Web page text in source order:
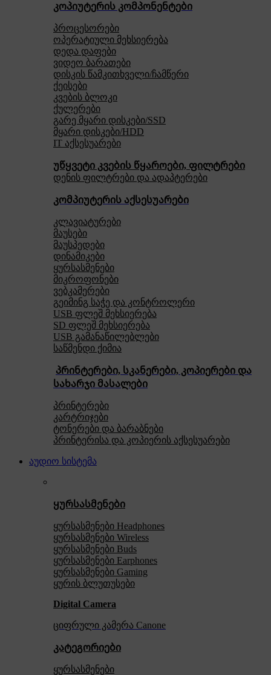
კოპიუტერის კომპონენტები
პროცესორები
ოპერატიული მეხსიერება
დედა დაფები
ვიდეო ბარათები
დისკის წამკითხველი/ჩამწერი
ქეისები
კვების ბლოკი
ქულერები
გარე მყარი დისკები/SSD
მყარი დისკები/HDD
IT აქსესუარები
უწყვეტი კვების წყაროები, ფილტრები
დენის ფილტრები და ადაპტერები
კომპიუტერის აქსესუარები
კლავიატურები
მაუსები
მაუსპედები
დინამიკები
ყურსასმენები
მიკროფონები
ვებკამერები
გეიმინგ საჭე და კონტროლერი
USB ფლეშ მეხსიერება
SD ფლეშ მეხსიერება
USB გამანაწილებლები
საწმენდი ქიმია
პრინტერები, სკანერები, კოპიერები და
სახარჯი მასალები
პრინტერები
კარტრიჯები
ტონერები და ბარაბნები
პრინტერისა და კოპიერის აქსესუარები
აუდიო სისტემა
ყურსასმენები
ყურსასმენები Headphones
ყურსასმენები Wireless
ყურსასმენები Buds
ყურსასმენები Earphones
ყურსასმენები Gaming
ყურის ბლუთუსები
Digital Camera
ციფრული კამერა Сanone
კატეგორიები
ყურსასმენები